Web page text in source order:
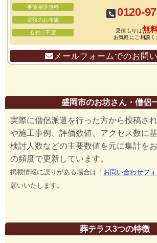
事前相談無料
定額のお布施
心付け不要
0120-
見積もりは無
お気軽にご相談く
メールフォームでのお問
盛岡市のお坊さん・僧侶
実際に僧侶派遣を行った方から投稿さ
や施工事例、評価数値、アクセス数に
検討人数などの主要数値を元に集計を
の頻度で更新しています。
掲載情報に誤りがある場合は「お問い合わせフ
願いいたします。
葬テラス3つの特徴